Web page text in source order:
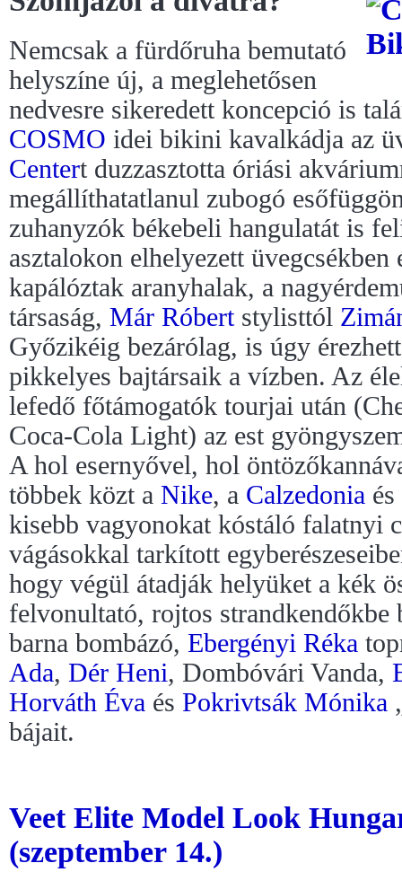
Nemcsak a fürdőruha bemutató
helyszíne új, a meglehetősen
nedvesre sikeredett koncepció is
COSMO idei bikini kavalkádja az
Centert duzzasztotta óriási
megállíthatatlanul zubogó
zuhanyzók békebeli hangulatát is
asztalokon elhelyezett üvegcsékben
kapálóztak aranyhalak, a
társaság, Már Róbertstylisttól
Győzikéig bezárólag, is úgy
pikkelyes bajtársaik a vízben. Az
lefedő főtámogatók tourjai után
Coca-Cola Light) az est
A hol esernyővel, hol
többek közt a Nike, a Calzedonia
kisebb vagyonokat kóstáló falatnyi
vágásokkal tarkított
hogy végül átadják helyüket a kék
felvonultató, rojtos strandkendőkbe
barna bombázó, Ebergényi Réka
Ada, Dér Heni, Dombóvári Vanda,
Horváth Éva és Pokrivtsák Mónika
bájait.
Veet Elite Model Look
(szeptember 14.)